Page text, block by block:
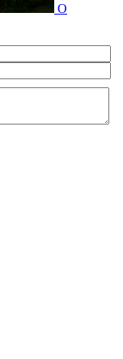
О